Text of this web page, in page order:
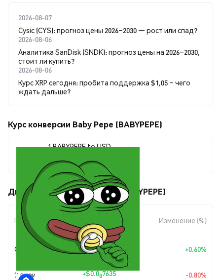
2026-08-07
Cysic (CYS): прогноз цены 2026–2030 — рост или спад?
2026-08-06
Аналитика SanDisk (SNDK): прогноз цены на 2026–2030,
стоит ли купить?
2026-08-06
Курс XRP сегодня: пробита поддержка $1,05 – чего
ждать дальше?
Курс конверсии Baby Pepe (BABYPEPE)
1 BABYPEPE to USD
$0.00000095
Движения цены Baby Pepe (BABYPEPE)
Период
Изменение
суммы
Изменение (%)
Сегодня +$0.085646 +0.60%
7 дней +$0.087635 -0.80%